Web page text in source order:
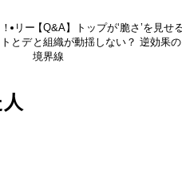
リー
とデ
【Q&A】トップが‘脆さ’を見せ
と組織が動揺しない？ 逆効果の
境界線